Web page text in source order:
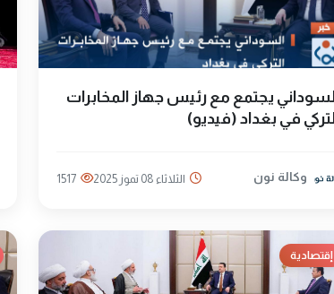
يجتمع مع رئيس جهاز المخابرات
في بغداد (فيديو)
وكالة نون الثلاثاء 08 تموز 2025 1517
إقتصادية